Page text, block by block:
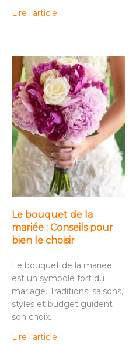
Lire l'article
Le bouquet de la
mariée : Conseils pour
bien le choisir
Le bouquet de la mariée
est un symbole fort du
mariage. Traditions, saisons,
styles et budget guident
son choix.
Lire l'article